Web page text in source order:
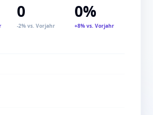
0
-2% vs. Vorjahr
0%
+8% vs. Vorjahr